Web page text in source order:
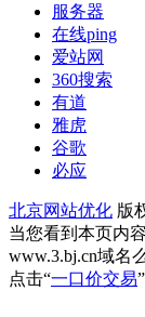
服务器
在线ping
爱站网
360搜索
有道
雅虎
谷歌
必应
北京网站优化 版
当您看到本页内
www.3.bj.cn域名
点击“一口价交易